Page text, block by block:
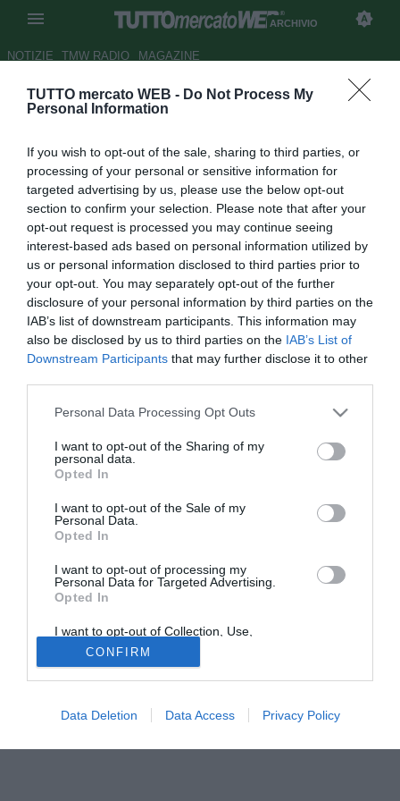
TUTTO mercato WEB - Do Not Process My
Personal Information
If you wish to opt-out of the sale, sharing to third parties, or
processing of your personal or sensitive information for
targeted advertising by us, please use the below opt-out
section to confirm your selection. Please note that after your
opt-out request is processed you may continue seeing
interest-based ads based on personal information utilized by
us or personal information disclosed to third parties prior to
your opt-out. You may separately opt-out of the further
disclosure of your personal information by third parties on the
IAB’s list of downstream participants. This information may
also be disclosed by us to third parties on the IAB’s List of
Downstream Participants that may further disclose it to other
Personal Data Processing Opt Outs
I want to opt-out of the Sharing of my
personal data.
Opted In
I want to opt-out of the Sale of my
Personal Data.
Opted In
I want to opt-out of processing my
Personal Data for Targeted Advertising.
Opted In
I want to opt-out of Collection, Use,
Retention, Sale, and/or Sharing of my
Personal Data that Is Unrelated with the
Purposes for which it was collected.
Opted Out
CONFIRM
Data Deletion Data Access Privacy Policy
ARCHIVIO
NOTIZIE TMW RADIO MAGAZINE
Tuttosport- Juve-Napoli,
Autore Marco Gori
11.03.2008 08:30
vedi letture
Sia De Laurentiis che Marino ne hanno ribadito
giocarsi nel prossimo mercato estivo i due assi che ha
nella manica: per il riscatto di Marcelo Zalayeta ed
Emanuele Blasi era stata concordata una cifra di circa 2,5
milioni ciascuno; ma dopo l'ottima stagione disputata la
valutazione potrebbe risultare quasi raddoppiata, ed il club
partenopeo potrebbe trovarsi tra la scelta di dover
effettuare un enorme esborso economico e quella di
perderli entrambi, con notevole danno tecnico e di
immagine; sarà su questo nodo che si disputerà la sfida di
Tutte le partite di Serie A della tua squadra. Attiva l’Offerta di
TIMVISION con DAZN!